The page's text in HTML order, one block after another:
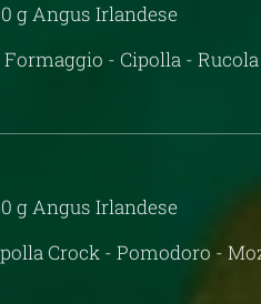
g Angus Irlandese
- Cipolla -
g Angus Irlandese
Crock - Pomodoro -